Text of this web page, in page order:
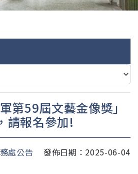
第59屆文藝金像獎」
請報名參加!
處公告 發佈日期：2025-06-04